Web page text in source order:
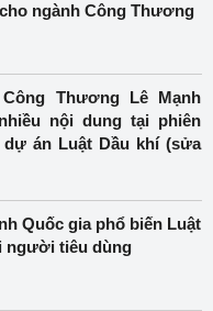
ngành Công Thương
Thương Lê Mạnh
nội dung tại phiên
án Luật Dầu khí (sửa
Quốc gia phổ biến Luật
người tiêu dùng